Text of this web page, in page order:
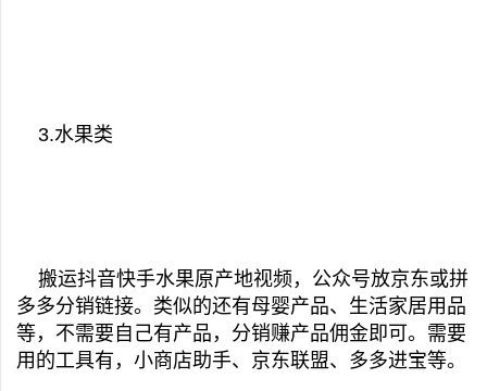
3.水果类
搬运抖音快手水果原产地视频，公众号放京东或拼
多多分销链接。类似的还有母婴产品、生活家居用品
等，不需要自己有产品，分销赚产品佣金即可。需要
用的工具有，小商店助手、京东联盟、多多进宝等。